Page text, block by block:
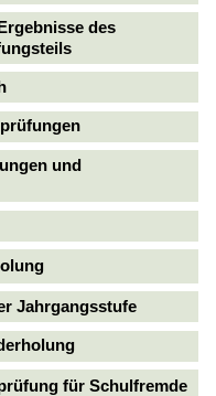
des
und
Jahrgangsstufe
für Schulfremde